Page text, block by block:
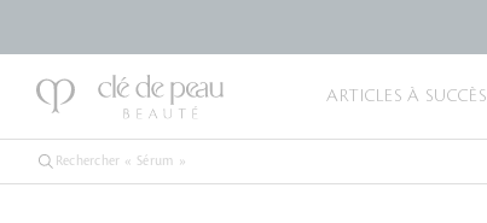
ARTICLES À SUCCÈS